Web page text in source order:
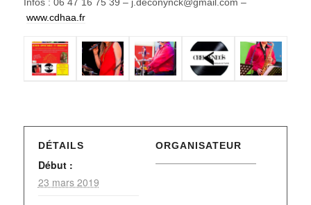
www.cdhaa.fr
DÉTAILS
Début :
23 mars 2019
ORGANISATEUR